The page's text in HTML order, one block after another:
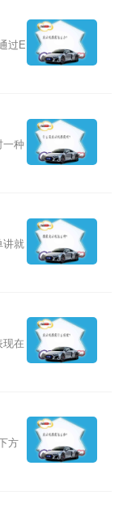
过E
一种
讲就
现在
方